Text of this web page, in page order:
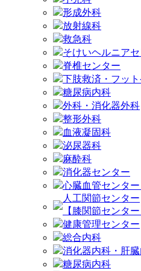
形成外科
放射線科
救急科
そけいヘルニア
脊椎センター
下肢救済・フッ
糖尿病内科
外科・消化器外科
整形外科
血液凝固科
泌尿器科
麻酔科
消化器センター
心臓血管センター
人工関節センター
【膝関節センター
健康管理センター
総合内科
消化器内科・肝
糖尿病内科